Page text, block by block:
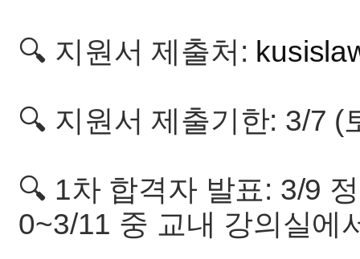
🔍 지원서 제출처:
🔍 지원서 제출기한: 3/7 (
🔍 1차 합격자 발표: 3/9
0~3/11 중 교내 강의실에